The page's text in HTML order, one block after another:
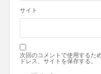
サイト
次回のコメントで使用するた
ドレス、サイトを保存する。